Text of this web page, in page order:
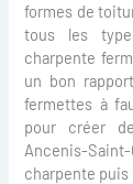
formes de
tous les
charpente
un bon
fermettes à
pour créer
Ancenis-
charpente puis